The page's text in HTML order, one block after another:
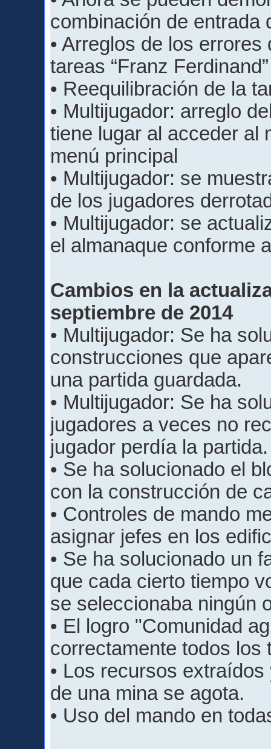
combinación de entrada
• Arreglos de los
tareas “Franz Ferdinand”
• Reequilibración de la
• Multijugador: arreglo
tiene lugar al acceder al
menú principal
• Multijugador: se
de los jugadores
• Multijugador: se
el almanaque conforme
Cambios en la
septiembre de 2014
• Multijugador: Se ha
construcciones que
una partida guardada.
• Multijugador: Se ha
jugadores a veces no
jugador perdía la partida.
• Se ha solucionado el
con la construcción de
• Controles de mando
asignar jefes en los
• Se ha solucionado un
que cada cierto tiempo
se seleccionaba ningún
• El logro "Comunidad
correctamente todos
• Los recursos
de una mina se agota.
• Uso del mando en